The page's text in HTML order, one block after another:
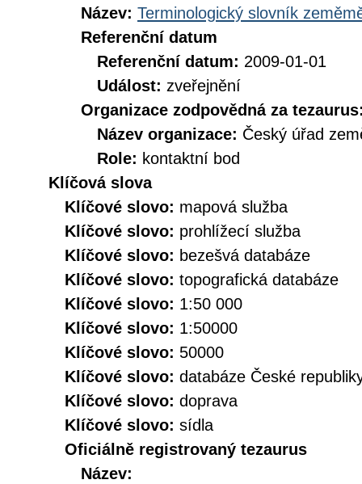
Název: Terminologický slovník
Referenční datum
Referenční datum: 2009-01-01
Událost: zveřejnění
Organizace zodpovědná za
Název organizace: Český úřad
Role: kontaktní bod
Klíčová slova
Klíčové slovo: mapová služba
Klíčové slovo: prohlížecí služba
Klíčové slovo: bezešvá databáze
Klíčové slovo: topografická databáze
Klíčové slovo: 1:50 000
Klíčové slovo: 1:50000
Klíčové slovo: 50000
Klíčové slovo: databáze České
Klíčové slovo: doprava
Klíčové slovo: sídla
Oficiálně registrovaný tezaurus
Název: